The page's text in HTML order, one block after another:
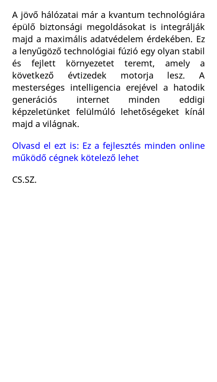
A jövő hálózatai már a kvantum technológiára
épülő biztonsági megoldásokat is integrálják
majd a maximális adatvédelem érdekében. Ez
a lenyűgöző technológiai fúzió egy olyan stabil
és fejlett környezetet teremt, amely a
következő évtizedek motorja lesz. A
mesterséges intelligencia erejével a hatodik
generációs internet minden eddigi
képzeletünket felülmúló lehetőségeket kínál
majd a világnak.
Olvasd el ezt is: Ez a fejlesztés minden online
működő cégnek kötelező lehet
CS.SZ.